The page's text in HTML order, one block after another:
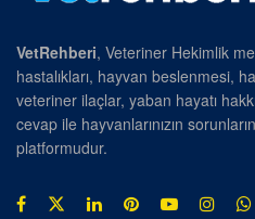
VetRehberi, Veteriner Hekimlik
hastalıkları, hayvan beslenmesi,
veteriner ilaçlar, yaban hayatı
cevap ile hayvanlarınızın
platformudur.